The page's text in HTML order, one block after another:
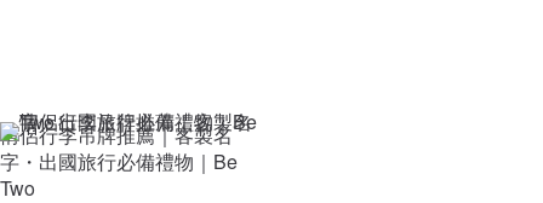
情侶行李吊牌推薦｜客製名
字・出國旅行必備禮物｜Be
Two